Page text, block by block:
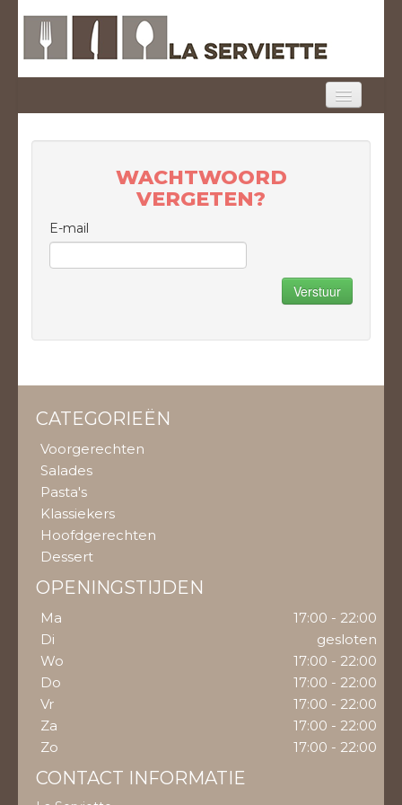
FOTO'S
WACHTWOORD
VERGETEN?
E-mail
Verstuur
CATEGORIEËN
Voorgerechten
Salades
Pasta's
Klassiekers
Hoofdgerechten
Dessert
OPENINGSTIJDEN
Ma
17:00 - 22:00
Di
gesloten
Wo
17:00 - 22:00
Do
17:00 - 22:00
Vr
17:00 - 22:00
Za
17:00 - 22:00
Zo
17:00 - 22:00
CONTACT INFORMATIE